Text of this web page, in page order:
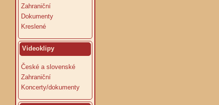
Zahraniční
Dokumenty
Kreslené
Videoklipy
České a slovenské
Zahraniční
Koncerty/dokumenty